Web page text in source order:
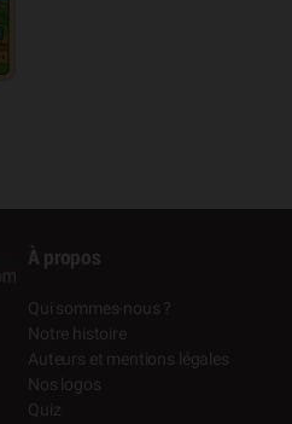
À propos
Qui sommes-nous ?
Notre histoire
Auteurs et mentions légales
Nos logos
Quiz